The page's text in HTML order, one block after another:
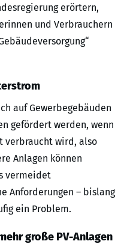
erörtern,
und Verbrauchern
auf Gewerbegebäuden
gefördert werden, wenn
verbraucht wird, also
Anlagen können
vermeidet
Anforderungen – bislang
ein Problem.
große PV-Anlagen